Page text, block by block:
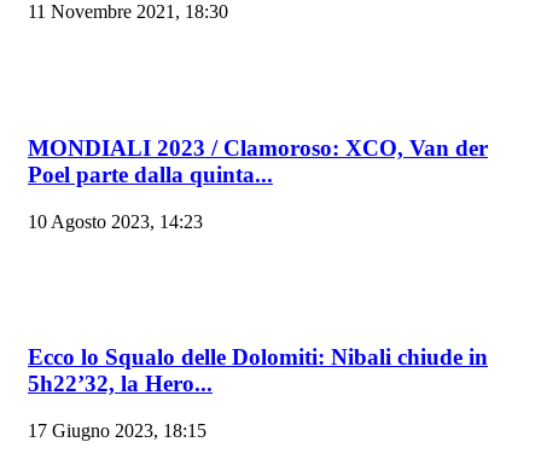
11 Novembre 2021, 18:30
MONDIALI 2023 / Clamoroso: XCO, Van der
Poel parte dalla quinta...
10 Agosto 2023, 14:23
Ecco lo Squalo delle Dolomiti: Nibali chiude in
5h22’32, la Hero...
17 Giugno 2023, 18:15